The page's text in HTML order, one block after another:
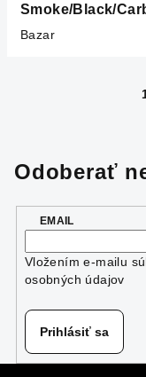
Smoke/Black/
Bazar
Odoberať
EMAIL
Vložením e-mailu
osobných údajov
Prihlásiť sa